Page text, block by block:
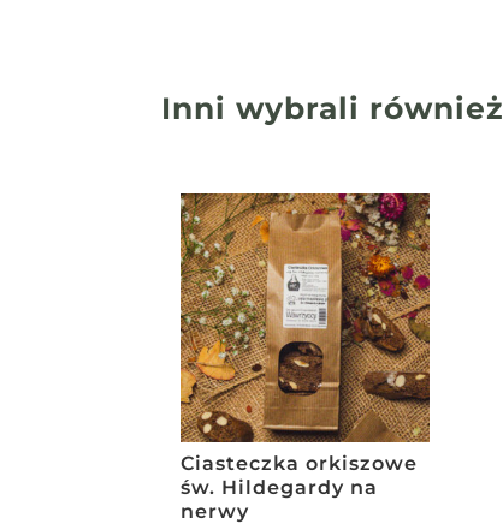
Inni wybrali również
Ciasteczka orkiszowe
św. Hildegardy na
nerwy